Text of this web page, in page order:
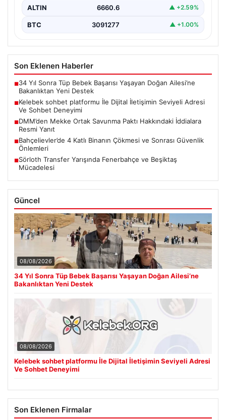
ALTIN 6660.6 ▲ +2.59%
BTC 3091277 ▲ +1.00%
Son Eklenen Haberler
■34 Yıl Sonra Tüp Bebek Başarısı Yaşayan Doğan Ailesi’ne
Bakanlıktan Yeni Destek
■Kelebek sohbet platformu İle Dijital İletişimin Seviyeli Adresi
Ve Sohbet Deneyimi
■DMM’den Mekke Ortak Savunma Paktı Hakkındaki İddialara
Resmi Yanıt
■Bahçelievler’de 4 Katlı Binanın Çökmesi ve Sonrası Güvenlik
Önlemleri
■Sörloth Transfer Yarışında Fenerbahçe ve Beşiktaş
Mücadelesi
Güncel
08/08/2026
34 Yıl Sonra Tüp Bebek Başarısı Yaşayan Doğan Ailesi’ne
Bakanlıktan Yeni Destek
08/08/2026
Kelebek sohbet platformu İle Dijital İletişimin Seviyeli Adresi
Ve Sohbet Deneyimi
Son Eklenen Firmalar